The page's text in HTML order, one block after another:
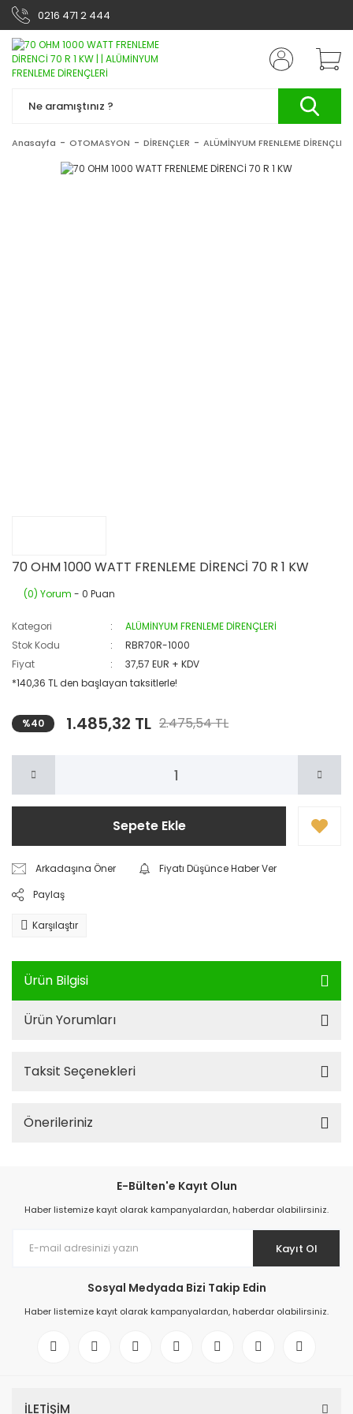
0216 471 2 444
Anasayfa OTOMASYON DİRENÇLER ALÜMİNYUM FRENLEME DİRENÇLERİ
70 OHM 1000 WATT FRENLEME DİRENCİ 70 R 1 KW
(0) Yorum - 0 Puan
Kategori
ALÜMİNYUM FRENLEME DİRENÇLERİ
Stok Kodu
RBR70R-1000
Fiyat
37,57 EUR + KDV
*140,36 TL den başlayan taksitlerle!
%40 1.485,32 TL 2.475,54 TL
Sepete Ekle
Arkadaşına Öner
Fiyatı Düşünce Haber Ver
Paylaş
Karşılaştır
Ürün Bilgisi
Ürün Yorumları
Taksit Seçenekleri
Önerileriniz
E-Bülten'e Kayıt Olun
Haber listemize kayıt olarak kampanyalardan, haberdar olabilirsiniz.
Kayıt Ol
Sosyal Medyada Bizi Takip Edin
Haber listemize kayıt olarak kampanyalardan, haberdar olabilirsiniz.
İLETİŞİM